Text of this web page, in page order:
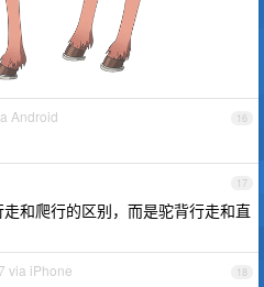
16
Android
17
和爬行的区别，而是驼背行走和直
18
via iPhone